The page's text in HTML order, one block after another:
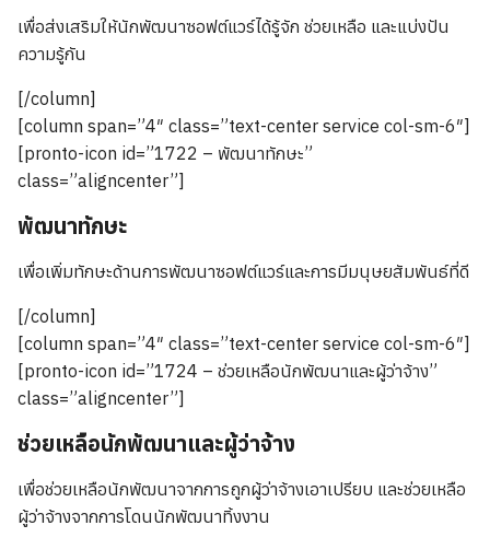
เพื่อส่งเสริมให้นักพัฒนาซอฟต์แวร์ได้รู้จัก ช่วยเหลือ และแบ่งปัน
ความรู้กัน
[/column]
[column span=”4″ class=”text-center service col-sm-6″]
[pronto-icon id=”1722 – พัฒนาทักษะ”
class=”aligncenter”]
พัฒนาทักษะ
เพื่อเพิ่มทักษะด้านการพัฒนาซอฟต์แวร์และการมีมนุษยสัมพันธ์ที่ดี
[/column]
[column span=”4″ class=”text-center service col-sm-6″]
[pronto-icon id=”1724 – ช่วยเหลือนักพัฒนาและผู้ว่าจ้าง”
class=”aligncenter”]
ช่วยเหลือนักพัฒนาและผู้ว่าจ้าง
เพื่อช่วยเหลือนักพัฒนาจากการถูกผู้ว่าจ้างเอาเปรียบ และช่วยเหลือ
ผู้ว่าจ้างจากการโดนนักพัฒนาทิ้งงาน